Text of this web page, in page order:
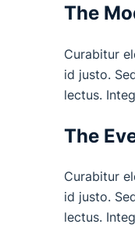
The
Curabitur
id justo.
lectus.
The
Curabitur
id justo.
lectus.